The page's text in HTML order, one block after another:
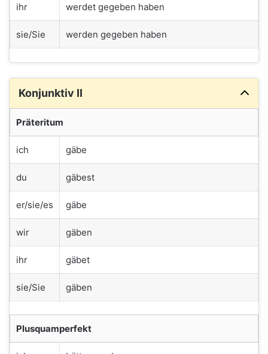
ihr werdet gegeben haben
sie/Sie werden gegeben haben
Konjunktiv II
Präteritum
ich gäbe
du gäbest
er/sie/es gäbe
wir gäben
ihr gäbet
sie/Sie gäben
Plusquamperfekt